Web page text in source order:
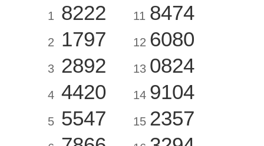
1 8222
2 1797
3 2892
4 4420
5 5547
11 8474
12 6080
13 0824
14 9104
15 2357